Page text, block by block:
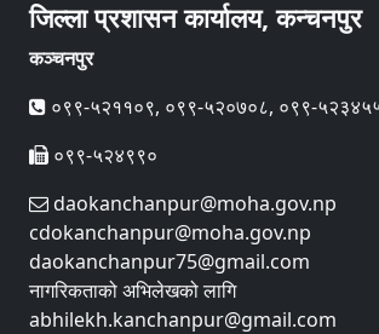
जिल्ला प्रशासन कार्यालय, कन्चनपुर
कञ्चनपुर
०९९-५२११०९, ०९९-५२०७०८, ०९९-
०९९-५२४९९०
daokanchanpur@moha.gov.np
cdokanchanpur@moha.gov.np
daokanchanpur75@gmail.com
नागरिकताको अभिलेखको लागि
abhilekh.kanchanpur@gmail.com